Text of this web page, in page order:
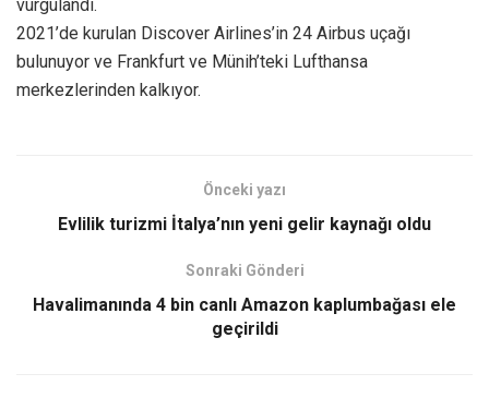
vurgulandı.
2021’de kurulan Discover Airlines’in 24 Airbus uçağı
bulunuyor ve Frankfurt ve Münih’teki Lufthansa
merkezlerinden kalkıyor.
Önceki yazı
Evlilik turizmi İtalya’nın yeni gelir kaynağı oldu
Sonraki Gönderi
Havalimanında 4 bin canlı Amazon kaplumbağası ele
geçirildi